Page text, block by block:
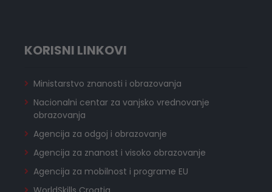
KORISNI LINKOVI
Ministarstvo znanosti i obrazovanja
Nacionalni centar za vanjsko vrednovanje
obrazovanja
Agencija za odgoj i obrazovanje
Agencija za znanost i visoko obrazovanje
Agencija za mobilnost i programe EU